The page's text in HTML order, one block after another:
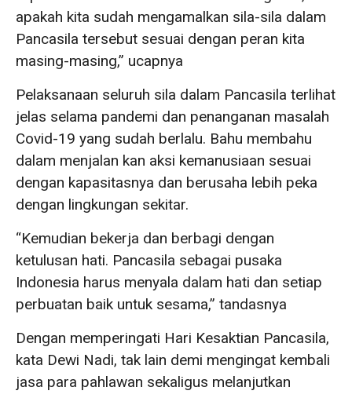
apakah kita sudah mengamalkan sila-sila dalam
Pancasila tersebut sesuai dengan peran kita
masing-masing,” ucapnya
Pelaksanaan seluruh sila dalam Pancasila terlihat
jelas selama pandemi dan penanganan masalah
Covid-19 yang sudah berlalu. Bahu membahu
dalam menjalan kan aksi kemanusiaan sesuai
dengan kapasitasnya dan berusaha lebih peka
dengan lingkungan sekitar.
“Kemudian bekerja dan berbagi dengan
ketulusan hati. Pancasila sebagai pusaka
Indonesia harus menyala dalam hati dan setiap
perbuatan baik untuk sesama,” tandasnya
Dengan memperingati Hari Kesaktian Pancasila,
kata Dewi Nadi, tak lain demi mengingat kembali
jasa para pahlawan sekaligus melanjutkan